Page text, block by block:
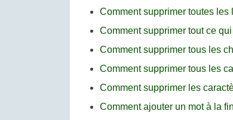
Comment supprimer toutes
Comment supprimer tout ce
Comment supprimer tous les
Comment supprimer tous les
Comment supprimer les
Comment ajouter un mot à la